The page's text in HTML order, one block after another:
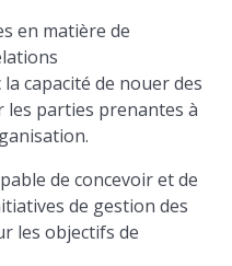
en matière de
capacité de nouer des
parties prenantes à
de concevoir et de
de gestion des
les objectifs de